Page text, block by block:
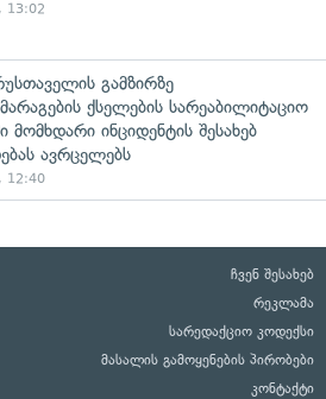
13:02
გამზირზე
ქსელების სარეაბილიტაციო
მომხდარი ინციდენტის შესახებ
ავრცელებს
12:40
ჩვენ შესახებ
რეკლამა
სარედაქციო კოდექსი
მასალის გამოყენების პირობები
კონტაქტი